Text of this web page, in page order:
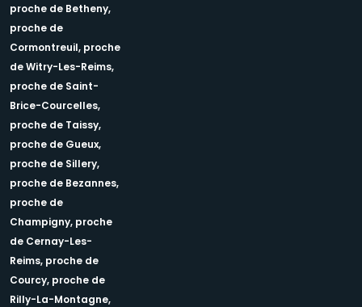
proche de Betheny,
proche de
Cormontreuil, proche
de Witry-Les-Reims,
proche de Saint-
Brice-Courcelles,
proche de Taissy,
proche de Gueux,
proche de Sillery,
proche de Bezannes,
proche de
Champigny, proche
de Cernay-Les-
Reims, proche de
Courcy, proche de
Rilly-La-Montagne,